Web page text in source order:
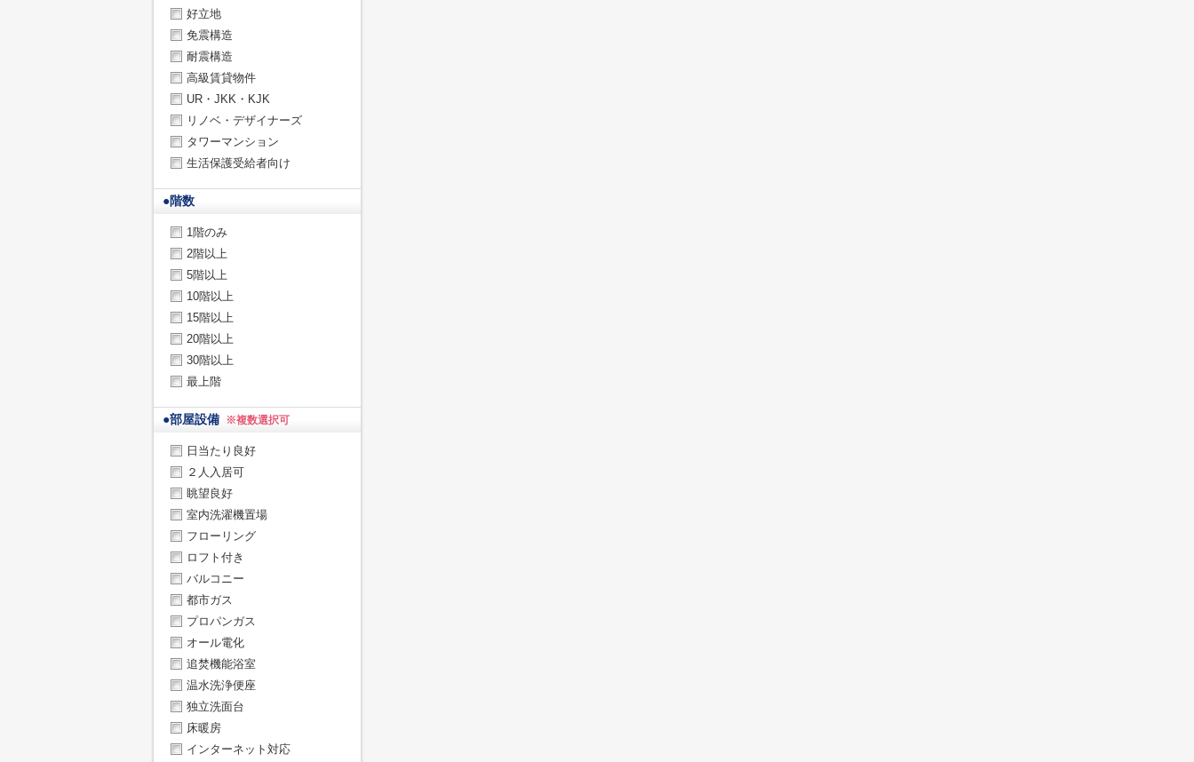
好立地
免震構造
耐震構造
高級賃貸物件
UR・JKK・KJK
リノベ・デザイナーズ
タワーマンション
生活保護受給者向け
●階数
1階のみ
2階以上
5階以上
10階以上
15階以上
20階以上
30階以上
最上階
●部屋設備 ※複数選択可
日当たり良好
２人入居可
眺望良好
室内洗濯機置場
フローリング
ロフト付き
バルコニー
都市ガス
プロパンガス
オール電化
追焚機能浴室
温水洗浄便座
独立洗面台
床暖房
インターネット対応